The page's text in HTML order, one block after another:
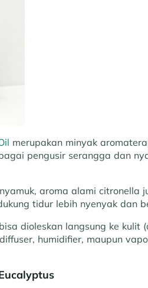
merupakan minyak
pengusir serangga dan
aroma alami citronella
tidur lebih nyenyak dan
dioleskan langsung ke kulit
humidifier, maupun